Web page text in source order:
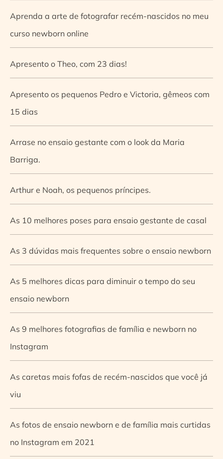
Aprenda a arte de fotografar recém-nascidos no meu
curso newborn online
Apresento o Theo, com 23 dias!
Apresento os pequenos Pedro e Victoria, gêmeos com
15 dias
Arrase no ensaio gestante com o look da Maria
Barriga.
Arthur e Noah, os pequenos príncipes.
As 10 melhores poses para ensaio gestante de casal
As 3 dúvidas mais frequentes sobre o ensaio newborn
As 5 melhores dicas para diminuir o tempo do seu
ensaio newborn
As 9 melhores fotografias de família e newborn no
Instagram
As caretas mais fofas de recém-nascidos que você já
viu
As fotos de ensaio newborn e de família mais curtidas
no Instagram em 2021